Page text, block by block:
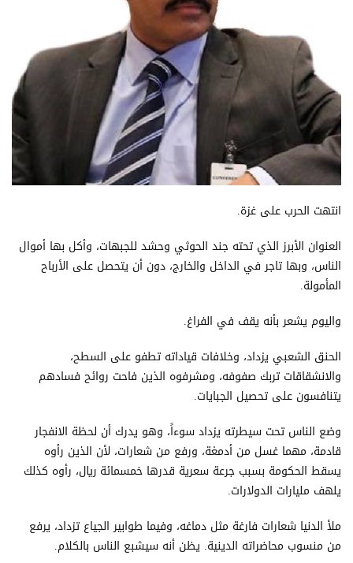
انتهت الحرب على غزة.
العنوان الأبرز الذي تحته جند الحوثي وحشد للجبهات، وأكل بها أموال
الناس، وبها تاجر في الداخل والخارج، دون أن يتحصل على الأرباح
المأمولة.
واليوم يشعر بأنه يقف في الفراغ.
الحنق الشعبي يزداد، وخلافات قياداته تطفو على السطح،
والانشقاقات تربك صفوفه، ومشرفوه الذين فاحت روائح فسادهم
يتنافسون على تحصيل الجبايات.
وضع الناس تحت سيطرته يزداد سوءاً، وهو يدرك أن لحظة الانفجار
قادمة، مهما غسل من أدمغة، ورفع من شعارات، لأن الذين رأوه
يسقط الحكومة بسبب جرعة سعرية قدرها خمسمائة ريال، رأوه كذلك
يلهف مليارات الدولارات.
ملأ الدنيا شعارات فارغة مثل دماغه، وفيما طوابير الجياع تزداد، يرفع
من منسوب محاضراته الدينية. يظن أنه سيشبع الناس بالكلام.